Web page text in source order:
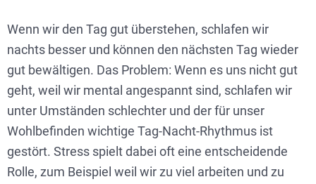
Wenn wir den Tag gut überstehen, schlafen wir
nachts besser und können den nächsten Tag wieder
gut bewältigen. Das Problem: Wenn es uns nicht gut
geht, weil wir mental angespannt sind, schlafen wir
unter Umständen schlechter und der für unser
Wohlbefinden wichtige Tag-Nacht-Rhythmus ist
gestört. Stress spielt dabei oft eine entscheidende
Rolle, zum Beispiel weil wir zu viel arbeiten und zu